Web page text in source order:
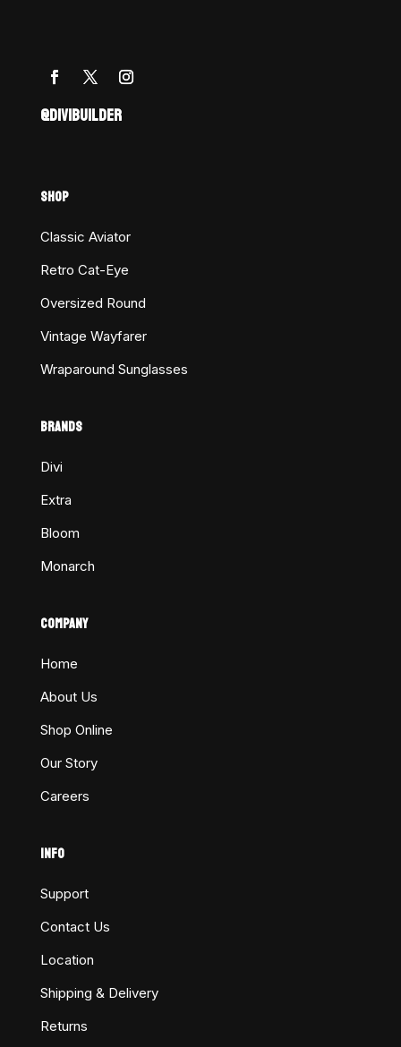
@DIVIBUILDER
SHOP
Classic Aviator
Retro Cat-Eye
Oversized Round
Vintage Wayfarer
Wraparound Sunglasses
BRANDS
Divi
Extra
Bloom
Monarch
COMPANY
Home
About Us
Shop Online
Our Story
Careers
INFO
Support
Contact Us
Location
Shipping & Delivery
Returns